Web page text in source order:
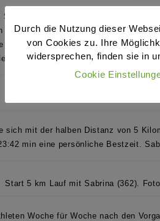
Sandra Klementz
im
gute Platzierungen erreichen.Sandra
W40 den zweiten Platz.Rolf nutzte
In der Altersklasse M50 wurde er
sich mit der halben Distanz von 5
min eine persönliche Bestzeit.
Start 5 km Lauf mit Sabrina (362).
Woche für Woche nach den
Durch die Nutzung dieser
von Cookies zu. Ihre
widersprechen, finden sie in
Cookie